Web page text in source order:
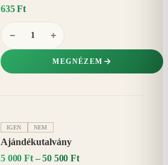
635 Ft
− +
MEGNÉZEM
IGEN NEM
Ajándékutalvány
5 000 Ft – 50 500 Ft